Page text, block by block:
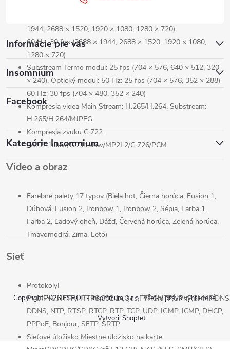
Termo modul: 25 fps (1280 × 720, 704 × 576,
1944, 2688 × 1520, 1920 × 1080, 1280 × 720),
60 Hz: 30 fps (2688 × 1944, 2688 × 1520, 1920 × 1080,
1280 × 720)
Substream Termo modul: 25 fps (704 × 576, 640 × 512, 320
× 240), Optický modul: 50 Hz: 25 fps (704 × 576, 352 × 288)
60 Hz: 30 fps (704 × 480, 352 × 240)
Kompresia videa Main Stream: H.265/H.264, Substream:
H.265/H.264/MJPEG
Kompresia zvuku G.722.
1/G.711ulaw/G.711alaw/MP2L2/G.726/PCM
Video a obraz
Farebné palety 17 typov (Biela hot, Čierna horúca, Fusion 1,
Dúhová, Fusion 2, Ironbow 1, Ironbow 2, Sépia, Farba 1,
Farba 2, Ľadový oheň, Dážď, Červená horúca, Zelená horúca,
Tmavomodrá, Zima, Leto)
Sieť
ProtokolyI
Pv4/
DDNS, NTP, RTSP, RTCP, RTP, TCP, UDP, IGMP, ICMP, DHCP,
PPPoE, Bonjour, SFTP, SRTP
Sieťové úložisko Miestne úložisko na karte
Informácie pre vás
Insomnium
Facebook
Kategórie Insomnium
Vytvoril Shoptet
Copyright 2026ESHOP - Insomnium, s.r.o.. Všetky práva vyhradené.
Send
Powered by chaterimo